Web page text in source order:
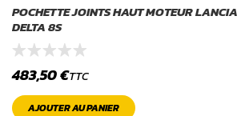
POCHETTE JOINTS HAUT MOTEUR LANCIA
DELTA 8S
483,50€TTC
AJOUTER AU PANIER